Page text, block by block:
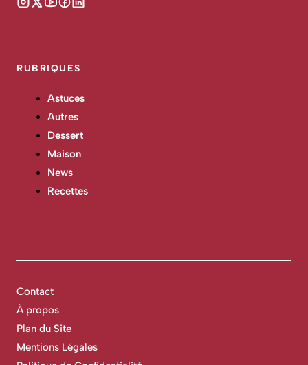
RUBRIQUES
Astuces
Autres
Dessert
Maison
News
Recettes
Contact
À propos
Plan du Site
Mentions Légales